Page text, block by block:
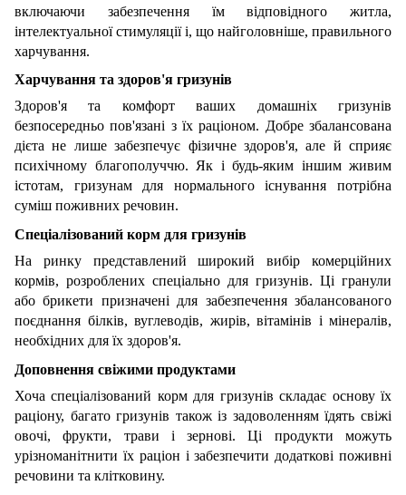
включаючи забезпечення їм відповідного житла,
інтелектуальної стимуляції і, що найголовніше, правильного
харчування.
Харчування та здоров'я гризунів
Здоров'я та комфорт ваших домашніх гризунів
безпосередньо пов'язані з їх раціоном. Добре збалансована
дієта не лише забезпечує фізичне здоров'я, але й сприяє
психічному благополуччю. Як і будь-яким іншим живим
істотам, гризунам для нормального існування потрібна
суміш поживних речовин.
Спеціалізований корм для гризунів
На ринку представлений широкий вибір комерційних
кормів, розроблених спеціально для гризунів. Ці гранули
або брикети призначені для забезпечення збалансованого
поєднання білків, вуглеводів, жирів, вітамінів і мінералів,
необхідних для їх здоров'я.
Доповнення свіжими продуктами
Хоча спеціалізований корм для гризунів складає основу їх
раціону, багато гризунів також із задоволенням їдять свіжі
овочі, фрукти, трави і зернові. Ці продукти можуть
урізноманітнити їх раціон і забезпечити додаткові поживні
речовини та клітковину.